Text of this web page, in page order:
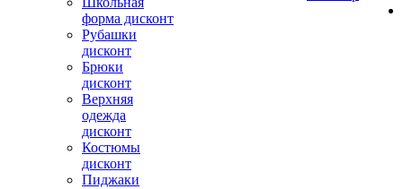
форма дисконт
Рубашки
дисконт
Брюки
дисконт
Верхняя
одежда
дисконт
Костюмы
дисконт
Пиджаки